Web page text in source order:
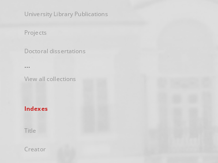
University Library Publications
Projects
Doctoral dissertations
...
View all collections
Indexes
Title
Creator